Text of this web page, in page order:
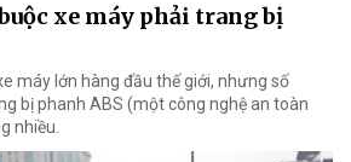
xe máy phải trang bị
máy lớn hàng đầu thế giới, nhưng số
bị phanh ABS (một công nghệ an toàn
nhiều.